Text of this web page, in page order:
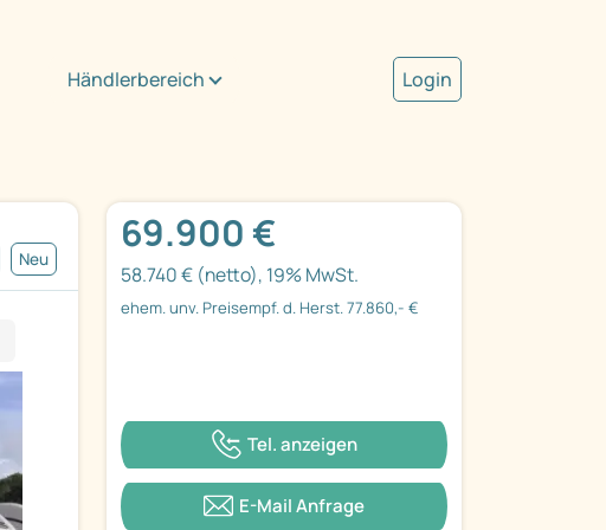
Händlerbereich Login
Neu
69.900 €
58.740 € (netto), 19% MwSt.
ehem. unv. Preisempf. d. Herst. 77.860,- €
Tel. anzeigen
E-Mail Anfrage